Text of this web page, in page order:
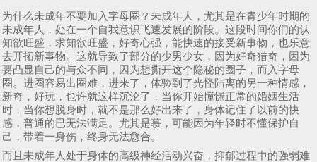
为什么未成年不要加入字母圈？未成年人，尤其是在青少年时期的
未成年人，处在一个自我意识飞速发展的阶段。这段时间你们的认
知欲旺盛，求知欲旺盛，好奇心强，能快速的接受新事物，也乐意
去开拓新事物。这就导致了部分的少男少女，因为好奇猎奇，因为
要凸显自己的与众不同，因为想撕开这个隐秘的圈子，而入字母
圈。进圈容易出圈难，进来了，体验到了光怪陆离的另一种情感，
新奇，好玩，也许就这样沉沦了，当你开始憧憬正常的婚姻生活
时，当你想脱身时，就不是那么好出来了，身体记住了以前的快
感，普通的已无法满足。尤其是慕，可能因为年轻时不懂保护自
己，带着一身伤，终身无法愈合。
而且未成年人处于身体的高级神经活动兴奋，抑郁过程中的强弱难